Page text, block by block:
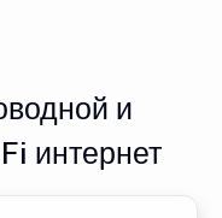
и
интернет